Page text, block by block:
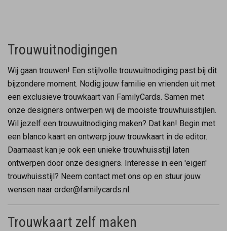
Trouwuitnodigingen
Wij gaan trouwen! Een stijlvolle trouwuitnodiging past bij dit
bijzondere moment. Nodig jouw familie en vrienden uit met
een exclusieve trouwkaart van FamilyCards. Samen met
onze designers ontwerpen wij de mooiste trouwhuisstijlen.
Wil jezelf een trouwuitnodiging maken? Dat kan! Begin met
een blanco kaart en ontwerp jouw trouwkaart in de editor.
Daarnaast kan je ook een unieke trouwhuisstijl laten
ontwerpen door onze designers. Interesse in een 'eigen'
trouwhuisstijl? Neem contact met ons op en stuur jouw
wensen naar order@familycards.nl.
Trouwkaart zelf maken